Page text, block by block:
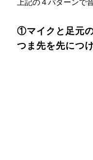
上記の４パターンで
①マイクと足元
つま先を先につ